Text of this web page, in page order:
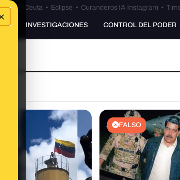
Bulos Ceuta • Eclipse • Curanderos IA Instagram •
INVESTIGACIONES CONTROL DEL PODER
FALSO